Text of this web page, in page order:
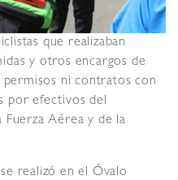
que realizaban
y otros encargos de
permisos ni contratos con
por efectivos del
Fuerza Aérea y de la
realizó en el Óvalo